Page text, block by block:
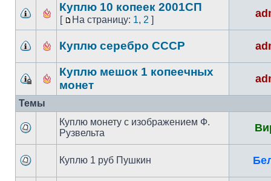
Куплю 10 копеек 2001СП
[ На страницу: 1, 2 ]
Куплю серебро СССР
Куплю мешок 1 копеечных
монет
Темы
Куплю монету с изображением Ф.
Рузвельта
Куплю 1 руб Пушкин